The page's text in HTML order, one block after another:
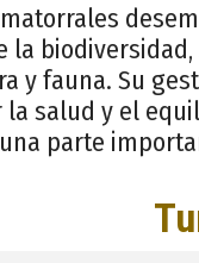
la
y fauna. Su
la salud y el
parte